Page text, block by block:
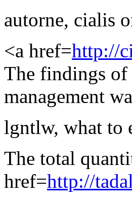
autorne, cialis
<a href=http://
The findings of
management
lgntlw, what to
The total
href=http://